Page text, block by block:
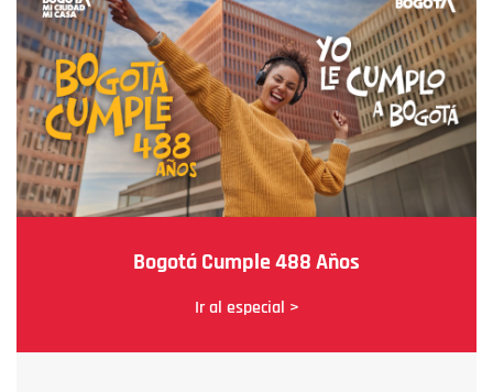
Bogotá Cumple 488 Años
Ir al especial >